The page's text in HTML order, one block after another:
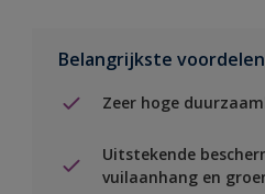
Belangrijkste voordelen
Zeer hoge
Uitstekende
vuilaanhang en